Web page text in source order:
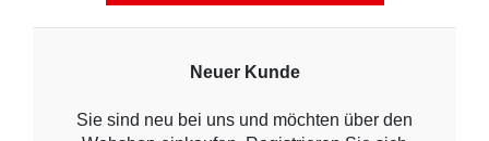
Neuer Kunde
Sie sind neu bei uns und möchten über den